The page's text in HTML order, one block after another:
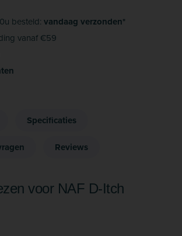
besteld: vandaag verzonden*
vanaf €59
Specificaties
Reviews
voor NAF D-Itch